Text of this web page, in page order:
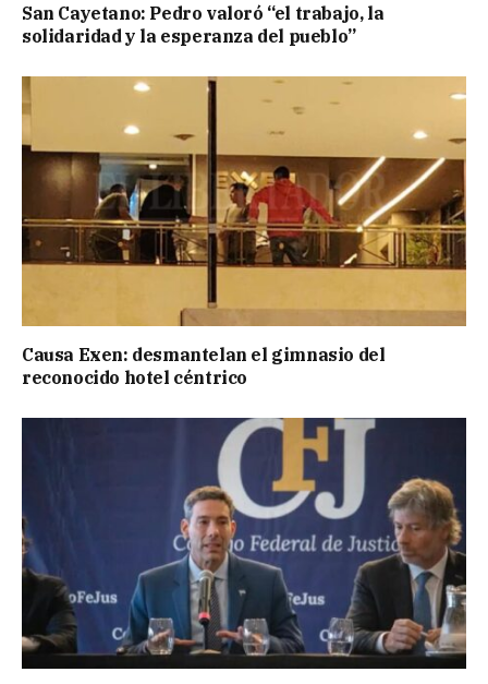
San Cayetano: Pedro valoró “el trabajo, la
solidaridad y la esperanza del pueblo”
Causa Exen: desmantelan el gimnasio del
reconocido hotel céntrico